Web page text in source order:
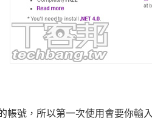
帳號，所以第一次使用會要你輸